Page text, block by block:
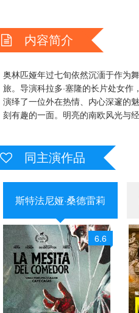
内容简介
奥林匹娅年过七旬依然沉湎于作为
旅。导演科拉多·塞隆的长片处女
演绎了一位外在热情、内心深邃的
刻有趣的一面。明亮的南欧风光与
同主演作品
斯特法尼娅·桑德雷莉
6.6